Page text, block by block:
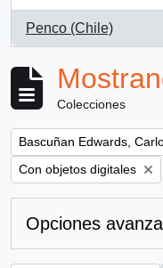
Penco (Chile)
, 1 resultados
Colecciones
Remove filter:
Bascuñan Edwards,
Remove filter:
Con objetos digitales
Opciones